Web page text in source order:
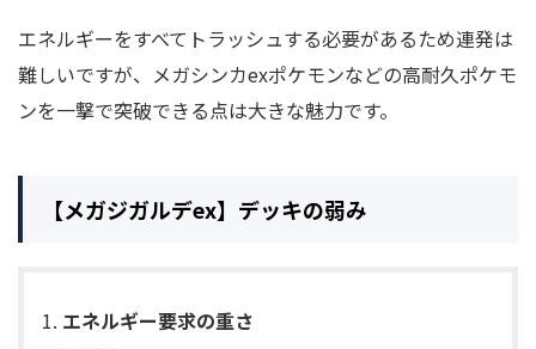
エネルギーをすべてトラッシュする必要があるため連発は
難しいですが、メガシンカexポケモンなどの高耐久ポケモ
ンを一撃で突破できる点は大きな魅力です。
【メガジガルデex】デッキの弱み
エネルギー要求の重さ